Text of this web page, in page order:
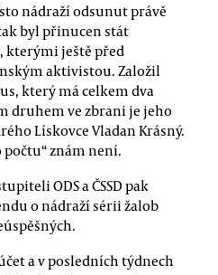
nádraží odsunut právě
byl přinucen stát
kterými ještě před
aktivistou. Založil
který má celkem dva
druhem ve zbrani je jeho
Lískovce Vladan Krásný.
znám není.
ODS a ČSSD pak
o nádraží sérii žalob
a v posledních týdnech